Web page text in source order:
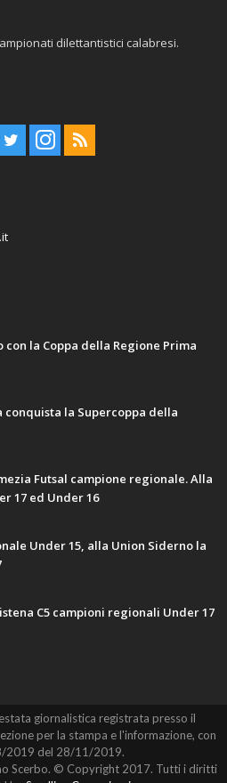
dilettantistici calabresi.
la Coppa della Regione Prima
conquista la Supercoppa della
Futsal campione regionale. Alla
17 ed Under 16
Under 15, alla Union Siderno la
C5 campioni regionali Under 17
giornalistica registrata presso il
per la stampa e l'informazione, con
2019 del 28/11/2019.
Scerbo. © Copyright 2017. Tutti i diritti